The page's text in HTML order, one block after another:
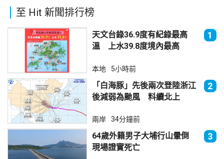
至 Hit 新聞排行榜
天文台錄36.9度有紀錄最高
溫 上水39.8度境內最高
1
本地 5小時前
「白海豚」先後兩次登陸浙江
後減弱為颱風 料續北上
2
兩岸 34分鐘前
64歲外籍男子大埔行山暈倒
現場證實死亡
3